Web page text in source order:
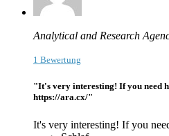
Analytical and Research
1 Bewertung
"It's very interesting! If you need
https://ara.cx/"
It's very interesting! If you